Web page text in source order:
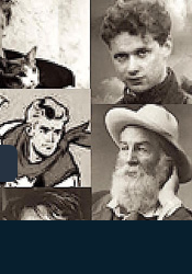
Search